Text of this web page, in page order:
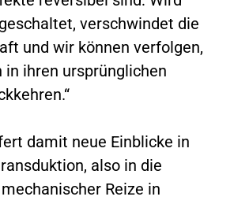
verschwindet die
und wir können verfolgen,
in ihren ursprünglichen
damit neue Einblicke in
also in die
Reize in